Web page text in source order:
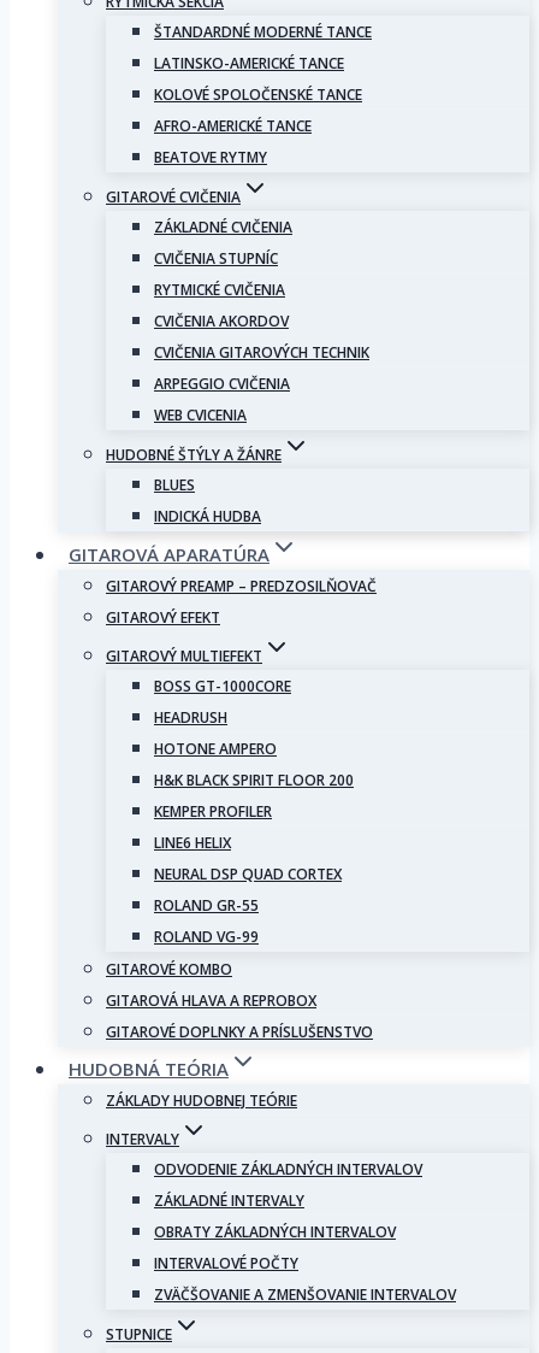
ŠTANDARDNÉ MODERNÉ TANCE
LATINSKO-AMERICKÉ TANCE
KOLOVÉ SPOLOČENSKÉ TANCE
AFRO-AMERICKÉ TANCE
BEATOVE RYTMY
GITAROVÉ CVIČENIA
ZÁKLADNÉ CVIČENIA
CVIČENIA STUPNÍC
RYTMICKÉ CVIČENIA
CVIČENIA AKORDOV
CVIČENIA GITAROVÝCH TECHNIK
ARPEGGIO CVIČENIA
WEB CVICENIA
HUDOBNÉ ŠTÝLY A ŽÁNRE
BLUES
INDICKÁ HUDBA
GITAROVÁ APARATÚRA
GITAROVÝ PREAMP – PREDZOSILŇOVAČ
GITAROVÝ EFEKT
GITAROVÝ MULTIEFEKT
BOSS GT-1000CORE
HEADRUSH
HOTONE AMPERO
H&K BLACK SPIRIT FLOOR 200
KEMPER PROFILER
LINE6 HELIX
NEURAL DSP QUAD CORTEX
ROLAND GR-55
ROLAND VG-99
GITAROVÉ KOMBO
GITAROVÁ HLAVA A REPROBOX
GITAROVÉ DOPLNKY A PRÍSLUŠENSTVO
HUDOBNÁ TEÓRIA
ZÁKLADY HUDOBNEJ TEÓRIE
INTERVALY
ODVODENIE ZÁKLADNÝCH INTERVALOV
ZÁKLADNÉ INTERVALY
OBRATY ZÁKLADNÝCH INTERVALOV
INTERVALOVÉ POČTY
ZVÄČŠOVANIE A ZMENŠOVANIE INTERVALOV
STUPNICE